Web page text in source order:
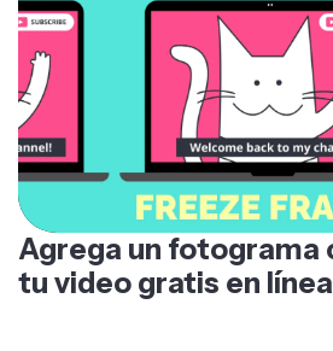
Agrega un fotograma
tu video gratis en línea